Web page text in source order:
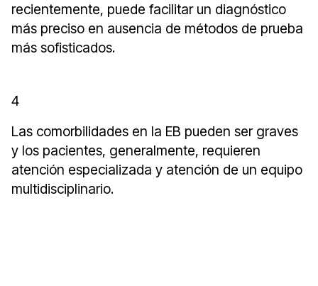
recientemente, puede facilitar un diagnóstico
más preciso en ausencia de métodos de prueba
más sofisticados.
4
Las comorbilidades en la EB pueden ser graves
y los pacientes, generalmente, requieren
atención especializada y atención de un equipo
multidisciplinario.